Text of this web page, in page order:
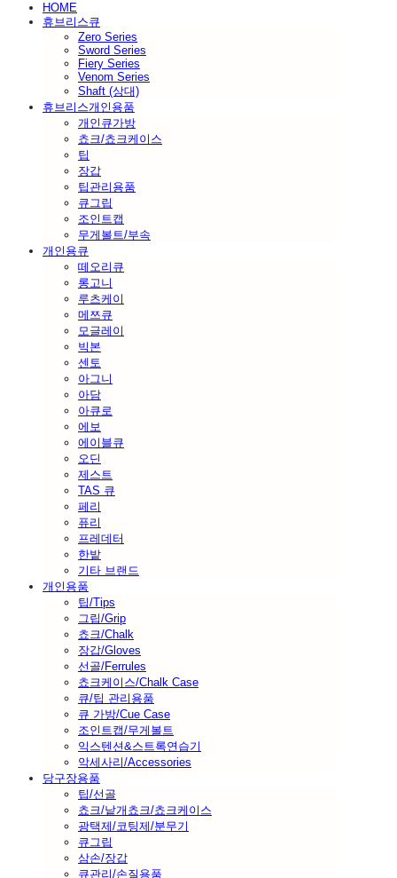
HOME
휴브리스큐
Zero Series
Sword Series
Fiery Series
Venom Series
Shaft (상대)
휴브리스개인용품
개인큐가방
쵸크/쵸크케이스
팁
장갑
팁관리용품
큐그립
조인트캡
무게볼트/부속
개인용큐
떼오리큐
롱고니
루츠케이
메쯔큐
모글레이
빅본
센토
아그니
아담
아큐로
에보
에이블큐
오딘
제스트
TAS 큐
페리
퓨리
프레데터
한밭
기타 브랜드
개인용품
팁/Tips
그립/Grip
쵸크/Chalk
장갑/Gloves
선골/Ferrules
쵸크케이스/Chalk Case
큐/팁 관리용품
큐 가방/Cue Case
조인트캡/무게볼트
익스텐션&스트록연습기
악세사리/Accessories
당구장용품
팁/선골
쵸크/낱개쵸크/쵸크케이스
광택제/코팅제/분무기
큐그립
삼손/장갑
큐관리/손질용품